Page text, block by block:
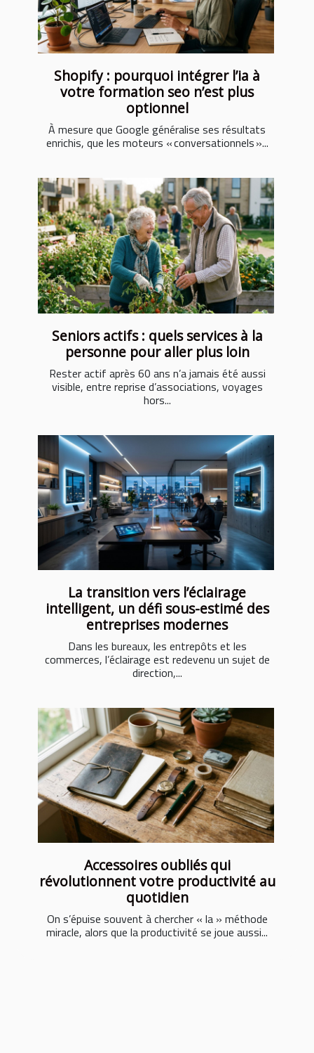
Shopify : pourquoi intégrer l’ia à
votre formation seo n’est plus
optionnel
À mesure que Google généralise ses résultats
enrichis, que les moteurs « conversationnels »...
Seniors actifs : quels services à la
personne pour aller plus loin
Rester actif après 60 ans n’a jamais été aussi
visible, entre reprise d’associations, voyages
hors...
La transition vers l’éclairage
intelligent, un défi sous-estimé des
entreprises modernes
Dans les bureaux, les entrepôts et les
commerces, l’éclairage est redevenu un sujet de
direction,...
Accessoires oubliés qui
révolutionnent votre productivité au
quotidien
On s’épuise souvent à chercher « la » méthode
miracle, alors que la productivité se joue aussi...